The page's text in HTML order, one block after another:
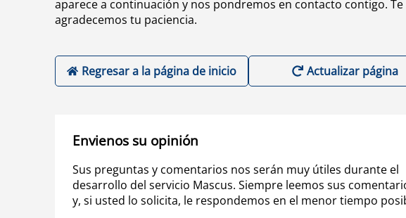
aparece a continuación y nos pondremos en contacto contigo. Te
agradecemos tu paciencia.
Regresar a la página de inicio Actualizar página
Envienos su opinión
Sus preguntas y comentarios nos serán muy útiles durante el
desarrollo del servicio Mascus. Siempre leemos sus
y, si usted lo solicita, le respondemos en el menor tiempo